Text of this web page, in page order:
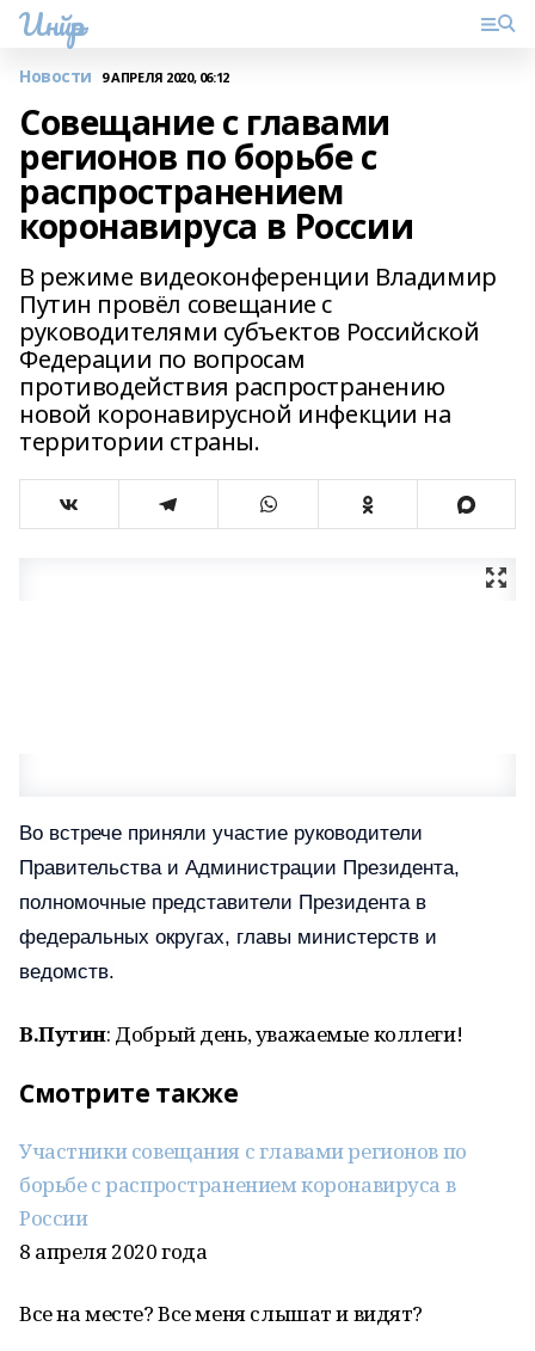
Инйәр
Новости 9 АПРЕЛЯ 2020, 06:12
Совещание с главами
регионов по борьбе с
распространением
коронавируса в России
В режиме видеоконференции Владимир
Путин провёл совещание с
руководителями субъектов Российской
Федерации по вопросам
противодействия распространению
новой коронавирусной инфекции на
территории страны.
Во встрече приняли участие руководители
Правительства и Администрации Президента,
полномочные представители Президента в
федеральных округах, главы министерств и
ведомств.
В.Путин: Добрый день, уважаемые коллеги!
Смотрите также
Участники совещания с главами регионов по
борьбе с распространением коронавируса в
России
8 апреля 2020 года
Все на месте? Все меня слышат и видят?